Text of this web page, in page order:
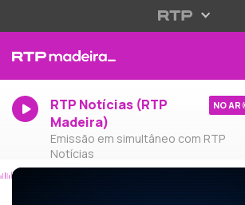
RTP Notícias (RTP
Madeira)
Emissão em simultâneo com RTP
Notícias
NO AR